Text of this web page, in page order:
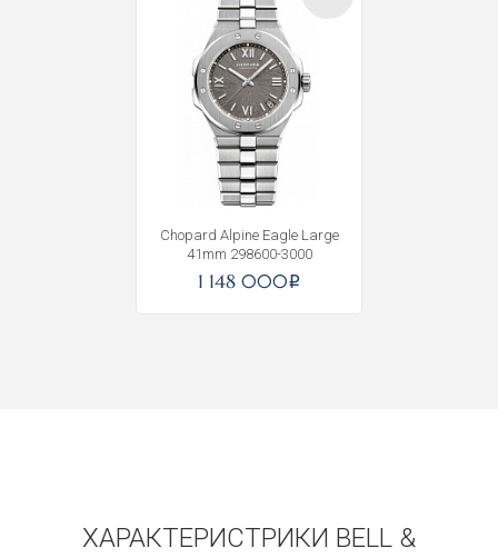
Chopard Alpine Eagle Large
41mm 298600-3000
1 148 000i
ХАРАКТЕРИСТРИКИ BELL &
Получать на почту